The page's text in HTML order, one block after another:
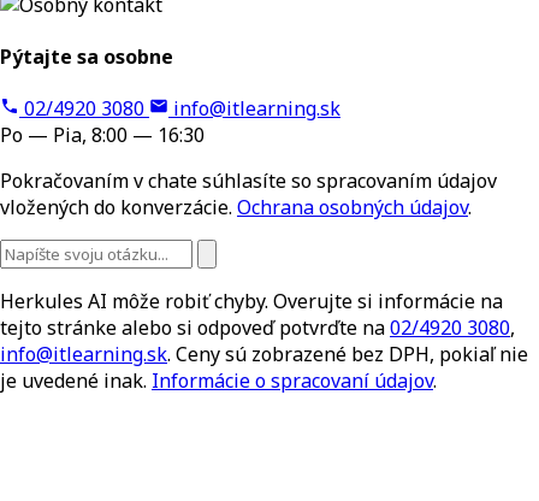
Pýtajte sa osobne
02/4920 3080
info@itlearning.sk
Po — Pia, 8:00 — 16:30
Pokračovaním v chate súhlasíte so spracovaním údajov
vložených do konverzácie. Ochrana osobných údajov.
Herkules AI môže robiť chyby. Overujte si informácie na
tejto stránke alebo si odpoveď potvrďte na02/4920 3080,
info@itlearning.sk. Ceny sú zobrazené bez DPH, pokiaľ nie
je uvedené inak. Informácie o spracovaní údajov.